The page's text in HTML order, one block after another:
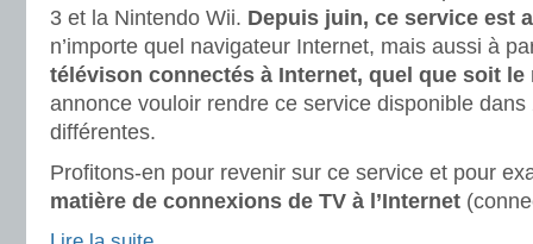
3 et la Nintendo Wii. Depuis juin, ce service est
n’importe quel navigateur Internet, mais aussi à
télévison connectés à Internet, quel que soit le
annonce vouloir rendre ce service disponible
différentes.
Profitons-en pour revenir sur ce service et pour
matière de connexions de TV à l’Internet